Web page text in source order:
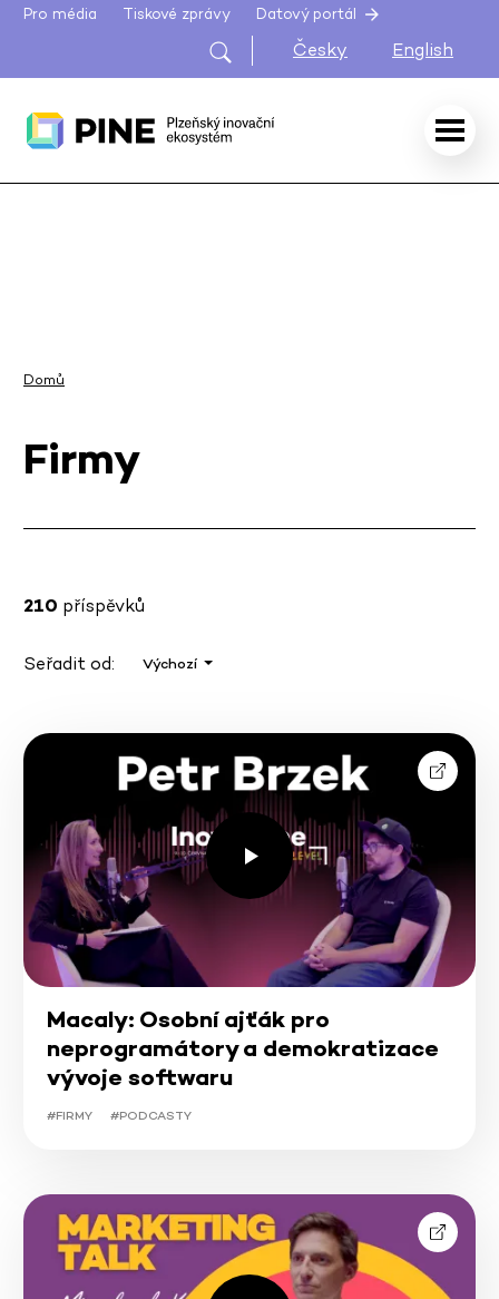
Pro média Tiskové zprávy Datový portál
Česky English
Domů
Firmy
210 příspěvků
Seřadit od: Výchozí
Macaly: Osobní ajťák pro
neprogramátory a demokratizace
vývoje softwaru
#FIRMY #PODCASTY